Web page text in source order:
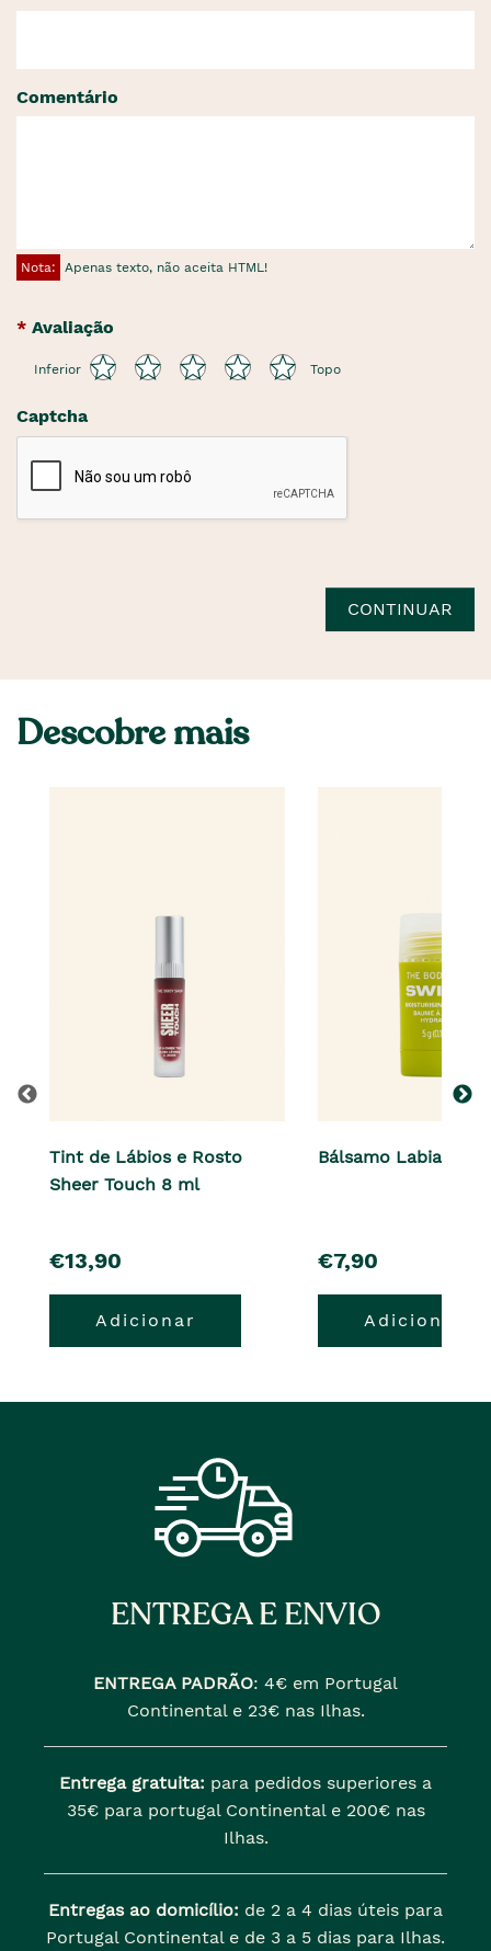
Comentário
Nota: Apenas texto, não aceita HTML!
Avaliação
Inferior Topo
Captcha
CONTINUAR
Descobre mais
Tint de Lábios e Rosto
Sheer Touch 8 ml
pre�o
€13,90
Adicionar
Bálsamo Labial 5 g
pre�o
€7,90
Adicionar
ENTREGA E ENVIO
ENTREGA PADRÃO: 4€ em Portugal
Continental e 23€ nas Ilhas.
Entrega gratuita: para pedidos superiores a
35€ para portugal Continental e 200€ nas
Ilhas.
Entregas ao domicílio: de 2 a 4 dias úteis para
Portugal Continental e de 3 a 5 dias para Ilhas.